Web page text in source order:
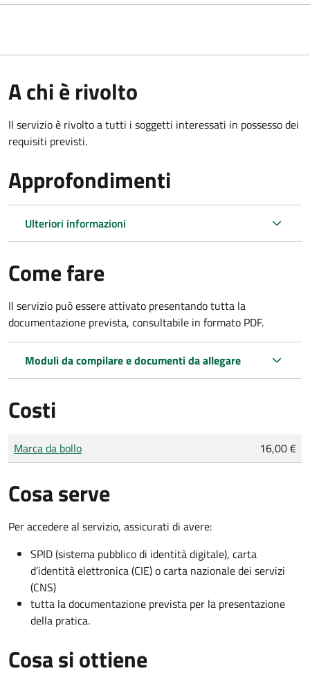
A chi è rivolto
Il servizio è rivolto a tutti i soggetti interessati in possesso dei
requisiti previsti.
Approfondimenti
Ulteriori informazioni
Come fare
Il servizio può essere attivato presentando tutta la
documentazione prevista, consultabile in formato PDF.
Moduli da compilare e documenti da allegare
Costi
Tipo di pagamento
Importo
Marca da bollo 16,00 €
Cosa serve
Per accedere al servizio, assicurati di avere:
SPID (sistema pubblico di identità digitale), carta
d’identità elettronica (CIE) o carta nazionale dei servizi
(CNS)
tutta la documentazione prevista per la presentazione
della pratica.
Cosa si ottiene